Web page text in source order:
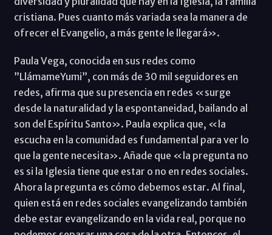
cristiana. Pues cuanto más variada sea la manera de
ofrecer el Evangelio, a más gente le llegará».
Paula Vega, conocida en sus redes como
”LlámameYumi”, con más de 30 mil seguidores en
redes, afirma que su presencia en redes «surge
desde la naturalidad y la espontaneidad, bailando al
son del Espíritu Santo». Paula explica que, «la
escucha en la comunidad es fundamental para ver lo
que la gente necesita». Añade que «la pregunta no
es si la Iglesia tiene que estar o no en redes sociales.
Ahora la pregunta es cómo debemos estar. Al final,
quien está en redes sociales evangelizando también
debe estar evangelizando en la vida real, porque no